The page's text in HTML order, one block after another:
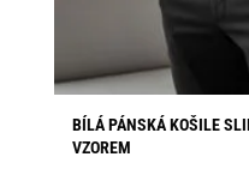
BÍLÁ PÁNSKÁ KOŠILE
VZOREM